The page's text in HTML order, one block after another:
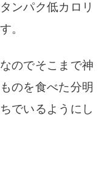
ンパク低カロリ
。
のでそこまで神
のを食べた分明
でいるようにし